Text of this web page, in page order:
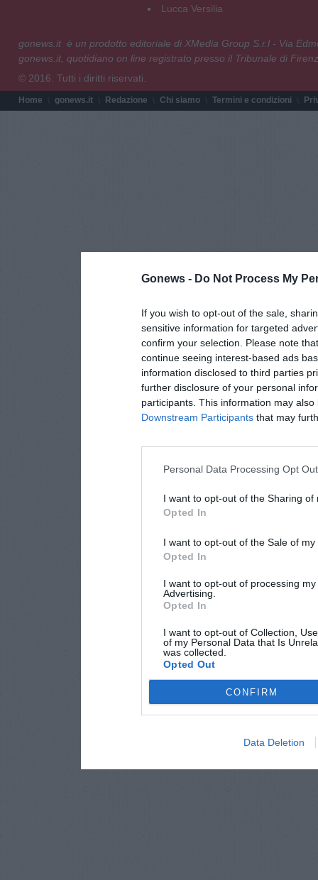
Gonews - Do Not Process My
If you wish to opt-out of the sale,
sensitive information for targeted
confirm your selection. Please note
continue seeing interest-based ads
information disclosed to third parties
further disclosure of your personal
participants. This information may
Downstream Participants that may
Personal Data Processing Opt
I want to opt-out of the Sharing of
Opted In
I want to opt-out of the Sale of
Opted In
I want to opt-out of processing
Advertising.
Opted In
I want to opt-out of Collection,
of my Personal Data that Is
was collected.
Opted Out
CONFIRM
Data Deletion
Lucca Versilia
gonews.it è un prodotto editoriale di XMedia Group S.r.l - Via
gonews.it, quotidiano on line registrato presso il Tribunale di
© 2016. Tutti i diritti riservati.
Home gonews.it Redazione Chi siamo Termini e condizioni